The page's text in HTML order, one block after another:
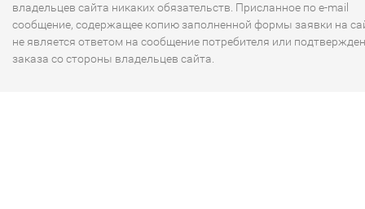
владельцев сайта никаких обязательств. Присланное по e-mail
сообщение, содержащее копию заполненной формы заявки на
не является ответом на сообщение потребителя или
заказа со стороны владельцев сайта.